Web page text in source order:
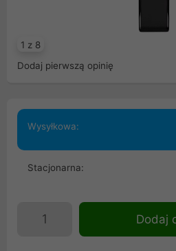
1 z 8
Dodaj pierwszą opinię
Wysyłkowa:
Stacjonarna:
Dodaj